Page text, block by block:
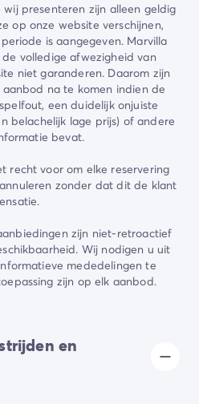
presenteren zijn alleen geldig
op onze website verschijnen,
is aangegeven. Marvilla
volledige afwezigheid van
niet garanderen. Daarom zijn
na te komen indien de
een duidelijk onjuiste
belachelijk lage prijs) of andere
bevat.
recht voor om elke reservering
zonder dat dit de klant
zijn niet-retroactief
Wij nodigen u uit
mededelingen te
zijn op elk aanbod.
en